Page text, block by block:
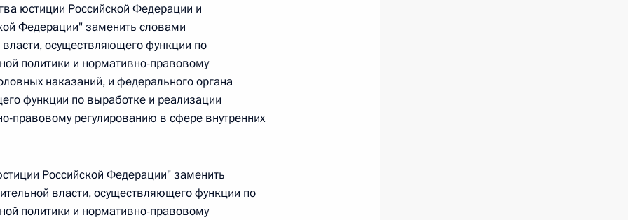
закона «Об автономных учреждениях»
г. № 244-ФЗ
Российской Федерации и Кабинетом
юстиции Российской Федерации и
Федерации" заменить словами
осуществляющего функции по
политики и нормативно-правовому
наказаний, и федерального органа
функции по выработке и реализации
правовому регулированию в сфере внутренних
Российской Федерации" заменить
власти, осуществляющего функции по
политики и нормативно-правовому